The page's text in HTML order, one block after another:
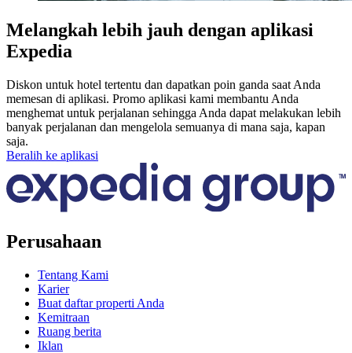
Melangkah lebih jauh dengan aplikasi
Expedia
Diskon untuk hotel tertentu dan dapatkan poin ganda saat Anda
memesan di aplikasi. Promo aplikasi kami membantu Anda
menghemat untuk perjalanan sehingga Anda dapat melakukan lebih
banyak perjalanan dan mengelola semuanya di mana saja, kapan
saja.
Beralih ke aplikasi
Perusahaan
Tentang Kami
Karier
Buat daftar properti Anda
Kemitraan
Ruang berita
Iklan